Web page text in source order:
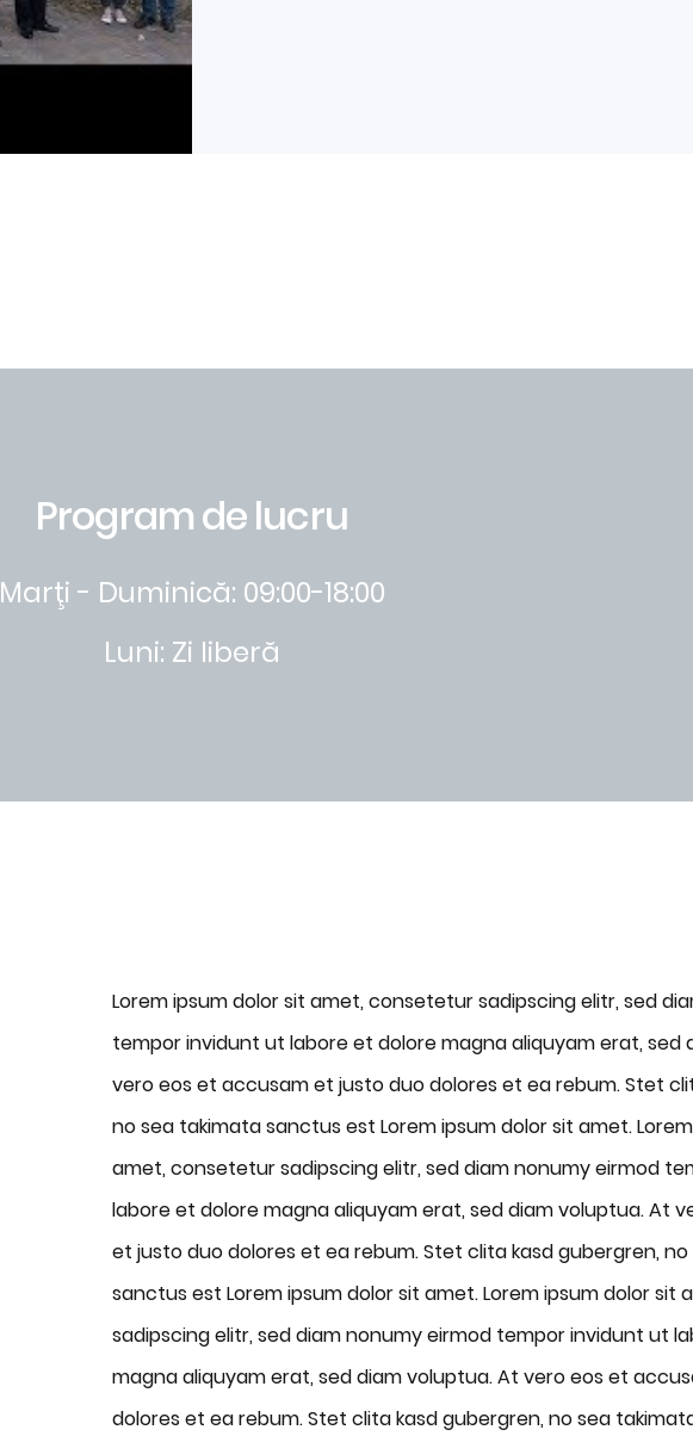
Program de lucru
Marţi - Duminică: 09:00-18:00
Luni: Zi liberă
Lorem ipsum dolor sit amet, consetetur sadipscing elitr, sed
tempor invidunt ut labore et dolore magna aliquyam erat, sed
vero eos et accusam et justo duo dolores et ea rebum. Stet
no sea takimata sanctus est Lorem ipsum dolor sit amet.
amet, consetetur sadipscing elitr, sed diam nonumy eirmod
labore et dolore magna aliquyam erat, sed diam voluptua. At
et justo duo dolores et ea rebum. Stet clita kasd gubergren,
sanctus est Lorem ipsum dolor sit amet. Lorem ipsum dolor sit
sadipscing elitr, sed diam nonumy eirmod tempor invidunt ut
magna aliquyam erat, sed diam voluptua. At vero eos et
dolores et ea rebum. Stet clita kasd gubergren, no sea